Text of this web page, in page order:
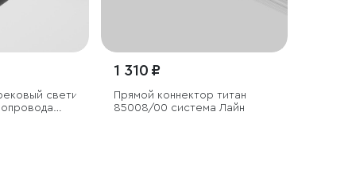
светильник для
1 310 ₽
Прямой коннектор титан
85008/00 система Лайн